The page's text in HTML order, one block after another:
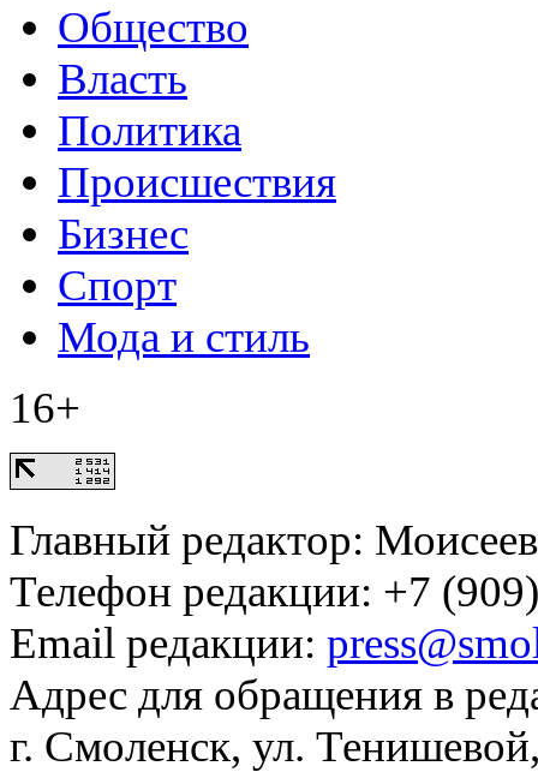
Общество
Власть
Политика
Происшествия
Бизнес
Спорт
Мода и стиль
16+
Главный редактор:
Телефон редакции: +7
Email редакции:
Адрес для обращения в
г. Смоленск, ул.